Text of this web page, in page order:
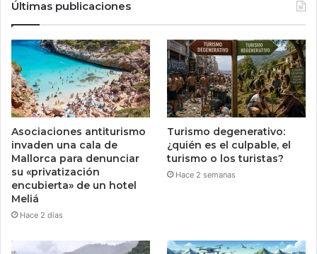
Últimas publicaciones
Asociaciones antiturismo
invaden una cala de
Mallorca para denunciar
su «privatización
encubierta» de un hotel
Meliá
Hace 2 días
Turismo degenerativo:
¿quién es el culpable, el
turismo o los turistas?
Hace 2 semanas